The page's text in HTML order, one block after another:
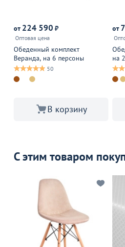
от 224 590 ₽
Оптовая цена
Обеденный комплект
Веранда, на 6 персоны
50
В корзину
от
на
С этим товаром